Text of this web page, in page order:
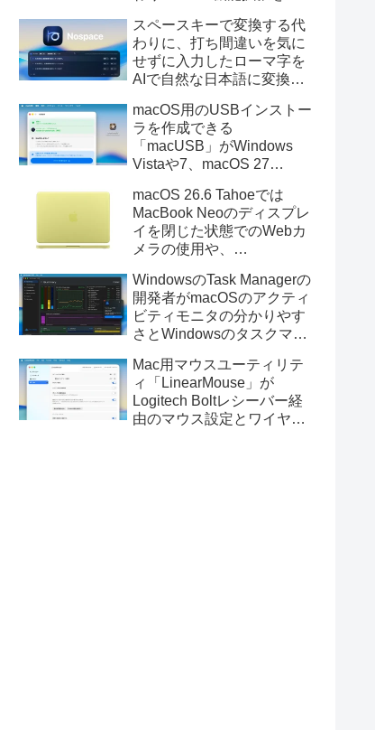
画の質問やAsk ChatGPT機
能を追加。
スペースキーで変換する代
わりに、打ち間違いを気に
せずに入力したローマ字を
AIで自然な日本語に変換し
力アプリ「Nospace」がリ
リース。
macOS用のUSBインストー
ラを作成できる
「macUSB」がWindows
Vistaや7、macOS 27
トーラの作成に対応。
macOS 26.6 Tahoeでは
MacBook Neoのディスプレ
イを閉じた状態でのWebカ
メラの使用や、
利用しMacBook Neoを復元
する際の安定性が向上。
WindowsのTask Managerの
開発者がmacOSのアクティ
ビティモニタの分かりやす
さとWindowsのタスクマネ
Mac用システムモニタアプ
リ「Task Manager TMOG」
のBeta版を公開。
Mac用マウスユーティリテ
ィ「LinearMouse」が
Logitech Boltレシーバー経
由のマウス設定とワイヤレ